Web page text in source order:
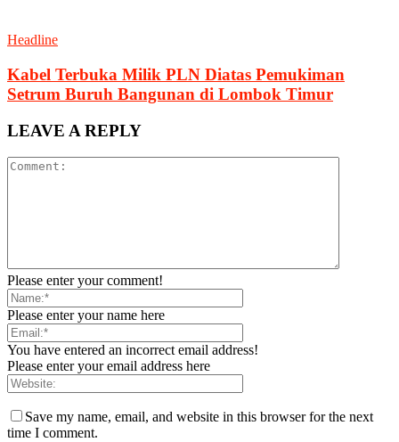
Headline
Kabel Terbuka Milik PLN Diatas Pemukiman
Setrum Buruh Bangunan di Lombok Timur
LEAVE A REPLY
Please enter your comment!
Please enter your name here
You have entered an incorrect email address!
Please enter your email address here
Save my name, email, and website in this browser for the next
time I comment.